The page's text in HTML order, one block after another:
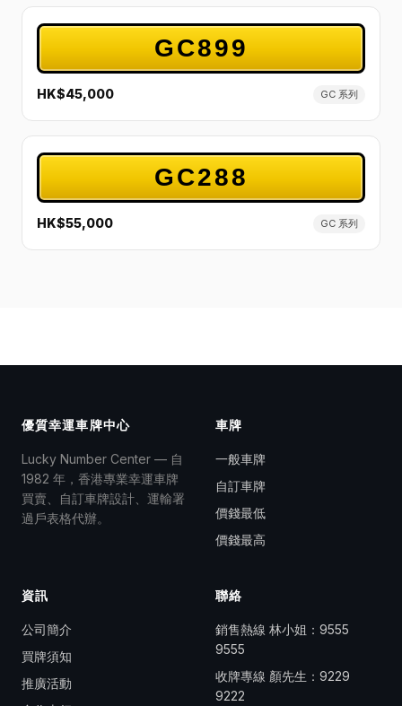
GC899
HK$45,000 GC 系列
GC288
HK$55,000 GC 系列
優質幸運車牌中心
Lucky Number Center — 自
1982 年，香港專業幸運車牌
買賣、自訂車牌設計、運輸署
過戶表格代辦。
車牌
一般車牌
自訂車牌
價錢最低
價錢最高
資訊
公司簡介
買牌須知
推廣活動
聯絡
銷售熱線 林小姐： 9555
9555
收牌專線 顏先生： 9229
9222